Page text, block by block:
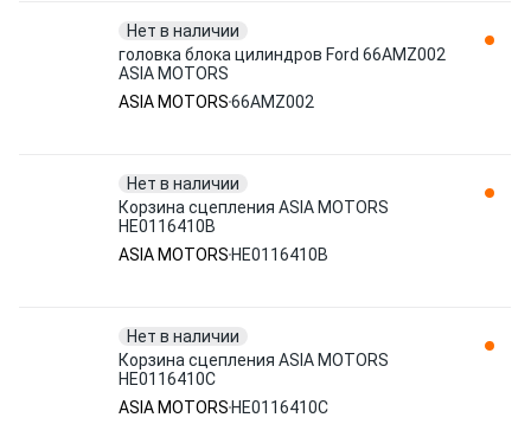
Нет в наличии
головка блока цилиндров Ford 66AMZ002
ASIA MOTORS
ASIA MOTORS66AMZ002
Нет в наличии
Корзина сцепления ASIA MOTORS
HE0116410B
ASIA MOTORS HE0116410B
Нет в наличии
Корзина сцепления ASIA MOTORS
HE0116410C
ASIA MOTORS HE0116410C